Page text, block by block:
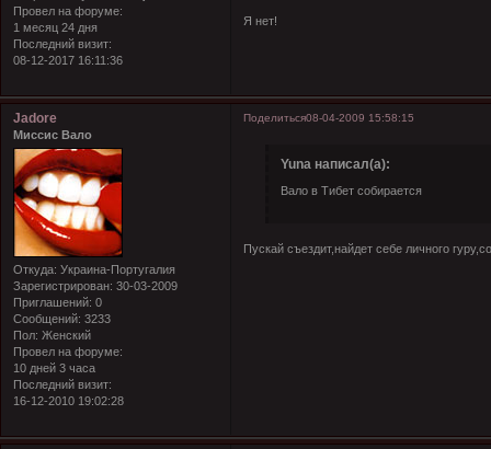
Провел на форуме:
1 месяц 24 дня
Последний визит:
08-12-2017 16:11:36
Я нет!
Поделиться08-04-2009 15:58:15
Jadore
Миссис Вало
Откуда: Украина-Португалия
Зарегистрирован: 30-03-2009
Приглашений: 0
Сообщений: 3233
Пол: Женский
Провел на форуме:
10 дней 3 часа
Последний визит:
16-12-2010 19:02:28
Yuna написал(а):
Вало в Тибет собирается
Пускай съездит,найдет себе личного